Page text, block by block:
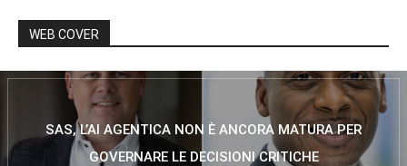
WEB COVER
SAS, L’AI AGENTICA NON È ANCORA MATURA PER
GOVERNARE LE DECISIONI CRITICHE